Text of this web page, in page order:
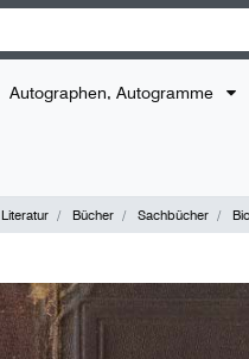
Autographen, Autogramme
Literatur Bücher Sachbücher